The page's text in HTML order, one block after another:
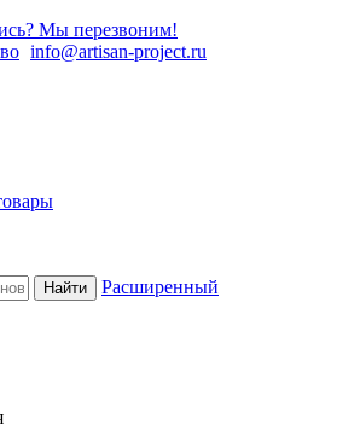
Мы перезвоним!
info@artisan-project.ru
Найти
Расширенный